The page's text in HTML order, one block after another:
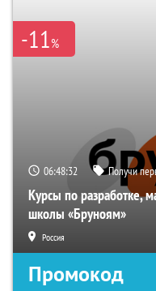
-11%
06:48:31 Получи
Курсы по разработке,
школы «Бруноям»
Россия
Промокод